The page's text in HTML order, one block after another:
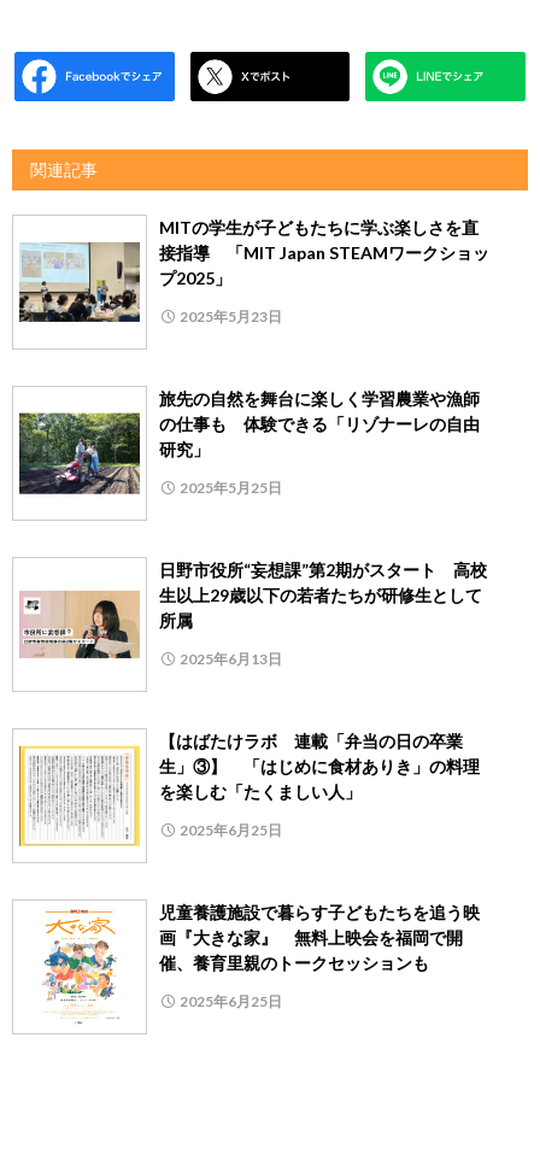
関連記事
MITの学生が子どもたちに学ぶ楽しさを直
接指導 「MIT Japan STEAMワークショッ
プ2025」
2025年5月23日
旅先の自然を舞台に楽しく学習農業や漁師
の仕事も 体験できる「リゾナーレの自由
研究」
2025年5月25日
日野市役所“妄想課”第2期がスタート 高校
生以上29歳以下の若者たちが研修生として
所属
2025年6月13日
【はばたけラボ 連載「弁当の日の卒業
生」③】 「はじめに食材ありき」の料理
を楽しむ「たくましい人」
2025年6月25日
児童養護施設で暮らす子どもたちを追う映
画『大きな家』 無料上映会を福岡で開
催、養育里親のトークセッションも
2025年6月25日